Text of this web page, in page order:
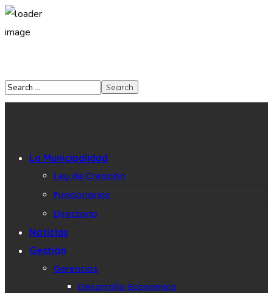
La Municipalidad
Ley de Creación
Funcionarios
Directorio
Noticias
Gestión
Gerencias
Desarrollo Economico